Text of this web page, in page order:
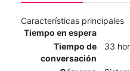
Características principales
Tiempo en espera
Tiempo de
conversación
33